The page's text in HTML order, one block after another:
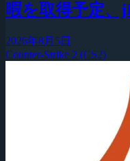
暇を取得予定
2026年8月5日
Counter-Strike 2 (CS2)